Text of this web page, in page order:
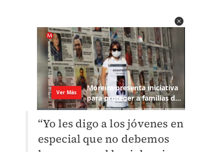
“Yo les digo a los jóvenes en
especial que no debemos